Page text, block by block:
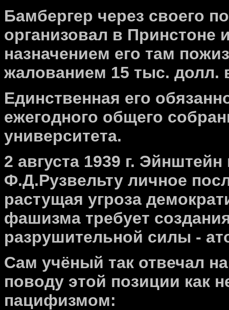
Бамбергер через своего
организовал в Принстоне
назначением его там
жалованием 15 тыс. долл.
Единственная его
ежегодного общего
университета.
2 августа 1939 г.
Ф.Д.Рузвельту личное
растущая угроза
фашизма требует
разрушительной силы -
Сам учёный так отвечал
поводу этой позиции как
пацифизмом: